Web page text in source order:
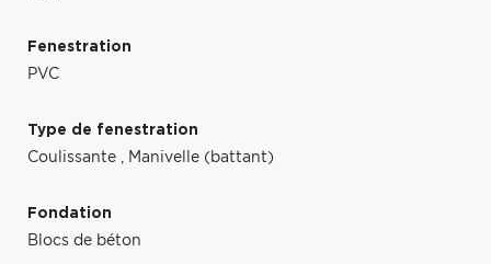
Fenestration
PVC
Type de fenestration
Coulissante , Manivelle (battant)
Fondation
Blocs de béton